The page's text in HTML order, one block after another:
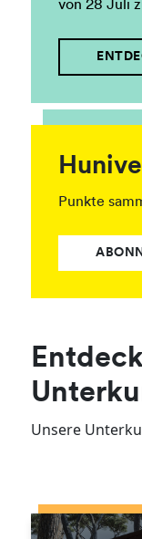
von 28 Juli
Punkte
Unsere